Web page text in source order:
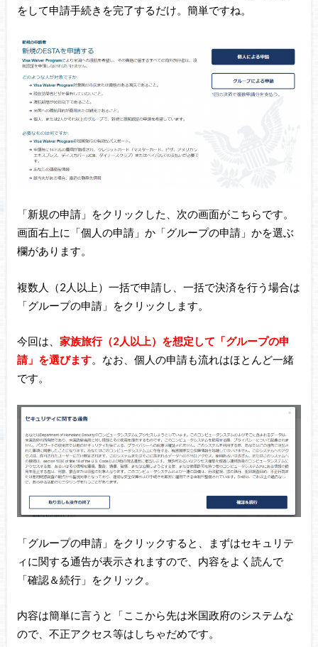
をして申請手続きを完了するだけ。簡単ですね。
「新規の申請」をクリックした、次の画面がこちらです。
画面右上に「個人の申請」か「グループの申請」かを選ぶ
欄があります。
複数人（2人以上）一括で申請し、一括で決済を行う場合は
「グループの申請」をクリックします。
今回は、 家族旅行（2人以上）を想定して「グループの申
請」を選びます。なお、個人の申請も流れはほとんど一緒
です。
「グループの申請」をクリックすると、まずはセキュリテ
ィに関する通告が表示されますので、内容をよく読んで
「確認＆続行」をクリック。
内容は簡単に言うと「ここから先は米国政府のシステムな
ので、不正アクセス等はしちゃだめです。